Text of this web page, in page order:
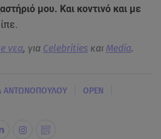
μου. Και κοντινό και με
νεα, για Celebrities και Media.
ΑΝΤΩΝΟΠΟΥΛΟΥ OPEN